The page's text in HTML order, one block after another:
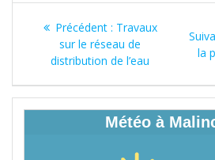
Navigation
l’article
Précédent : Article
précédent
:
Travaux
sur le réseau de
distribution de l’eau
la
Météo à